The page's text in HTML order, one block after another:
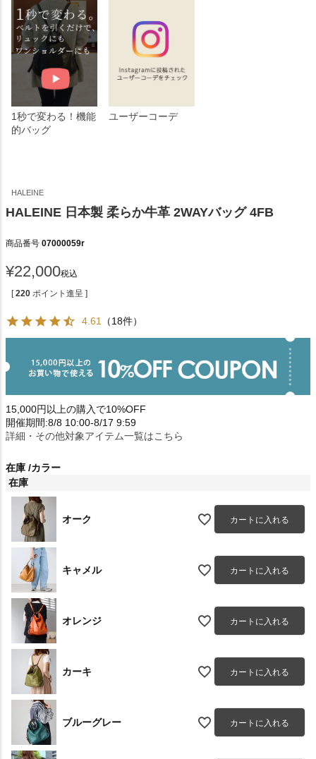
1秒で変わる！機能
的バッグ
ユーザーコーデ
HALEINE
HALEINE 日本製 柔らか牛革 2WAYバッグ 4FB
商品番号 07000059r
¥22,000税込
[ 220 ポイント進呈 ]
4.61 （18件）
15,000円以上の購入で10%OFF
開催期間:8/8 10:00-8/17 9:59
詳細・その他対象アイテム一覧はこちら
在庫 カラー
在庫
オーク カートに入れる
キャメル カートに入れる
オレンジ カートに入れる
カーキ カートに入れる
ブルーグレー カートに入れる